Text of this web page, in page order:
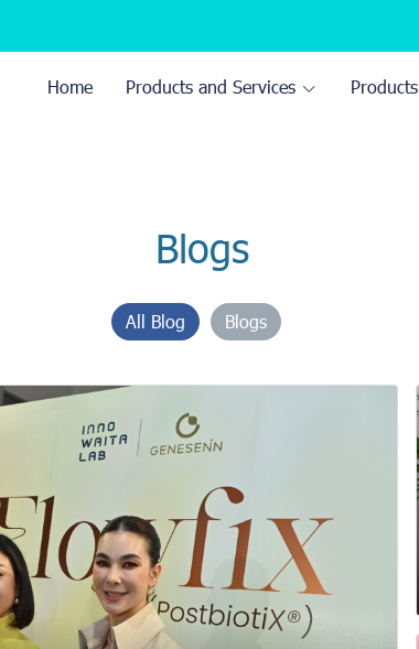
Home Products and Services Products
Blogs
All Blog Blogs